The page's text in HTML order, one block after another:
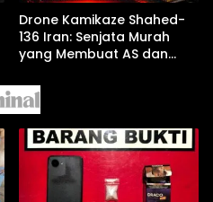
Drone Kamikaze Shahed-
136 Iran: Senjata Murah
yang Membuat AS dan
Arab